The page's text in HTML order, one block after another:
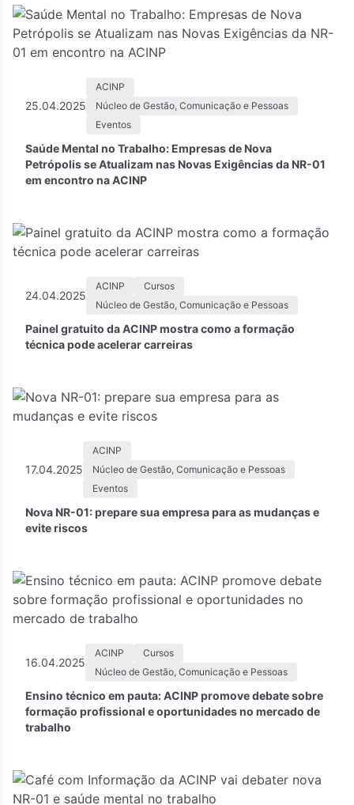
25.04.2025
ACINP
Núcleo de Gestão, Comunicação e Pessoas
Eventos
Saúde Mental no Trabalho: Empresas de Nova
Petrópolis se Atualizam nas Novas Exigências da NR-01
em encontro na ACINP
24.04.2025
ACINP
Cursos
Núcleo de Gestão, Comunicação e Pessoas
Painel gratuito da ACINP mostra como a formação
técnica pode acelerar carreiras
17.04.2025
ACINP
Núcleo de Gestão, Comunicação e Pessoas
Eventos
Nova NR-01: prepare sua empresa para as mudanças e
evite riscos
16.04.2025
ACINP
Cursos
Núcleo de Gestão, Comunicação e Pessoas
Ensino técnico em pauta: ACINP promove debate sobre
formação profissional e oportunidades no mercado de
trabalho